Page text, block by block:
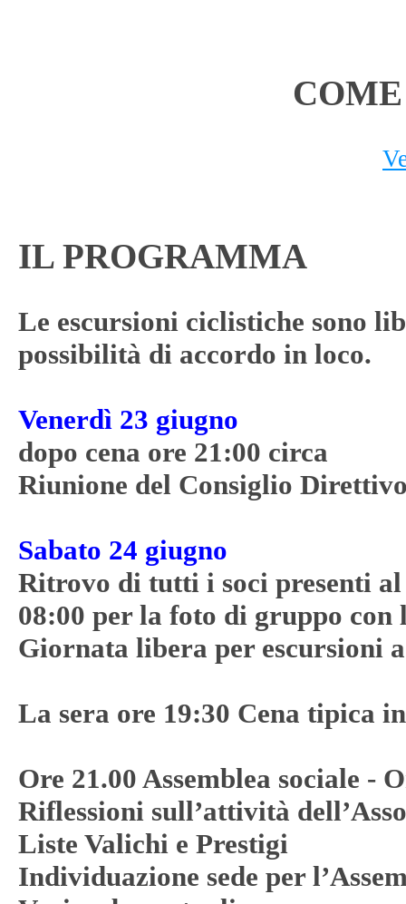
IL PROGRAMMA
Le escursioni ciclistiche sono
possibilità di accordo in loco.
Venerdì 23 giugno
dopo cena ore 21:00 circa
Riunione del Consiglio
Sabato 24 giugno
Ritrovo di tutti i soci presenti
08:00 per la foto di gruppo con
Giornata libera per escursioni
La sera ore 19:30 Cena tipica
Ore 21.00 Assemblea sociale -
Riflessioni sull’attività
Liste Valichi e Prestigi
Individuazione sede per